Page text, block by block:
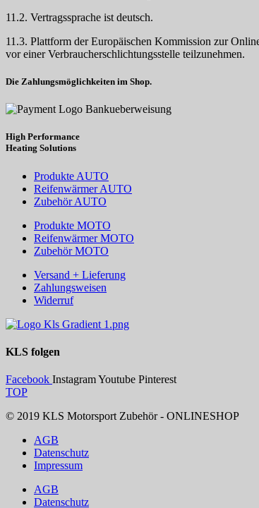
11.2. Vertragssprache ist deutsch.
11.3. Plattform der Europäischen Kommission zur
vor einer Verbraucherschlichtungsstelle teilzunehmen.
Die Zahlungsmöglichkeiten im Shop.
High Performance
Heating Solutions
Produkte AUTO
Reifenwärmer AUTO
Zubehör AUTO
Produkte MOTO
Reifenwärmer MOTO
Zubehör MOTO
Versand + Lieferung
Zahlungsweisen
Widerruf
KLS folgen
Facebook InstagramYoutube Pinterest
TOP
© 2019 KLS Motorsport Zubehör - ONLINESHOP
AGB
Datenschutz
Impressum
AGB
Datenschutz